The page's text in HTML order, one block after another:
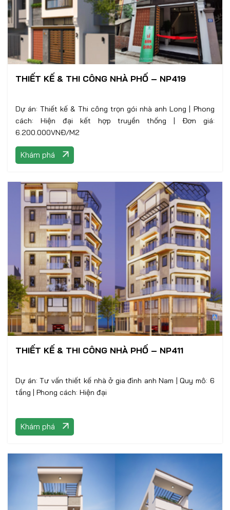
THIẾT KẾ & THI CÔNG NHÀ PHỐ – NP419
Dự án: Thiết kế & Thi công trọn gói nhà anh Long | Phong
cách: Hiện đại kết hợp truyền thống | Đơn giá:
6.200.000VNĐ/M2
Khám phá
THIẾT KẾ & THI CÔNG NHÀ PHỐ – NP411
Dự án: Tư vấn thiết kế nhà ở gia đình anh Nam | Quy mô: 6
tầng | Phong cách: Hiện đại
Khám phá